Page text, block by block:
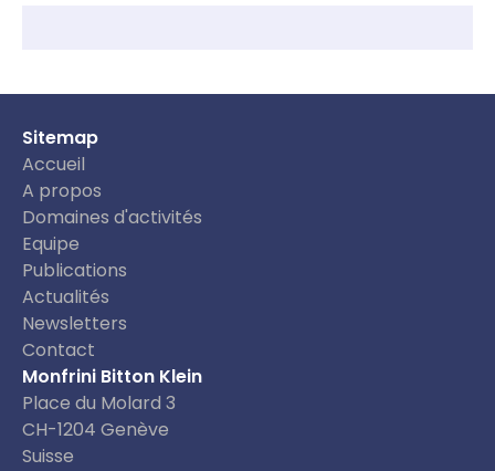
Sitemap
Accueil
A propos
Domaines d'activités
Equipe
Publications
Actualités
Newsletters
Contact
Monfrini Bitton Klein
Place du Molard 3
CH-1204 Genève
Suisse